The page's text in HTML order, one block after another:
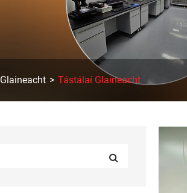
Glaineacht Tástálaí Glaineacht